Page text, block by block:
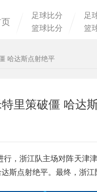
足球比分
篮球比分
足
篮
哈达斯点射绝平
里策破僵 哈达
，浙江队主场对阵天津
斯点射绝平。最终，浙江